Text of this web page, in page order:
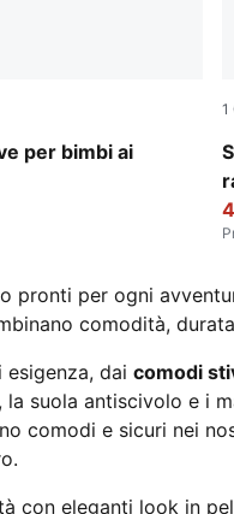
per bimbi ai
Orange Glo
1
pronti per ogni
comodità,
dai comodi
suola antiscivolo e i
comodi e sicuri nei
con eleganti look in